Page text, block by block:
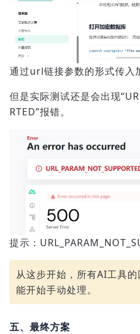
通过url链接参数的形式传入
但是实际测试还是会出现
RTED”报错。
提示：
从这步开始，所有AI工具
能开始手动处理。
五、最终方案